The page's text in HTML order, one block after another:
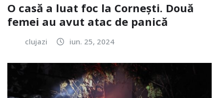
O casă a luat foc la Cornești. Două
femei au avut atac de panică
clujazi iun. 25, 2024